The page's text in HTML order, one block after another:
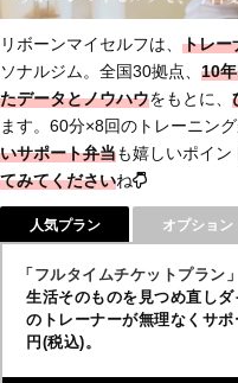
リボーンマイセルフは、 トレー
ソナルジム。全国30拠点、 10
たデータとノウハウをもとに、
ます。60分×8回のトレーニン
いサポート弁当も嬉しいポイ
てみてくださいね
人気プラン オプション
「フルタイムチケットプラン」
生活そのものを見つめ直し
のトレーナーが無理なくサ
円(税込)。